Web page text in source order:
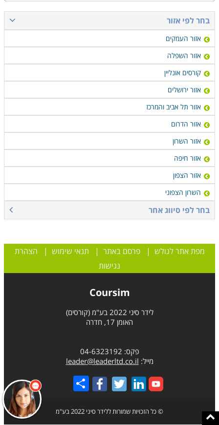
בחר לפי אזור
אזור העמקים
אזור השפלה
קורסים אונליין
אזור ירושלים
אזור תל אביב והמרכז
אזור הדרום
אזור השרון
אזור חיפה
אזור הצפון
השרון הצפוני
בחר לפי סיווג אחר
מפת אתר לגולש |פרסם באתר | תנאי שימוש | הצהרת
נגישות
Coursim
לידר סיני 2022 בע"מ (קורסים)
האומן 17, חדרה
פקס: 04-6323192
מייל: leader@leaderltd.co.il
Share
© כל הזכויות שמורות ללידר סיני 2022 בע"מ